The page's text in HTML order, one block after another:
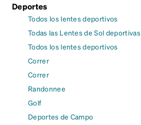
Deportes
Todos los lentes deportivos
Todas las Lentes de Sol deportivas
Todos los lentes deportivos
Correr
Correr
Randonnee
Golf
Deportes de Campo